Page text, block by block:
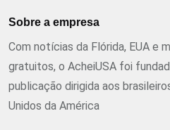
Sobre a empresa
Com notícias da Flórida, EUA e
gratuitos, o AcheiUSA foi
publicação dirigida aos
Unidos da América